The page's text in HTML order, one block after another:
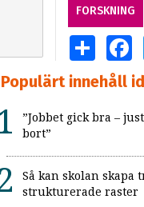
FORSKNING
SHARE
Populärt innehåll
”Jobbet gick bra –
bort”
Så kan skolan skapa
strukturerade raster